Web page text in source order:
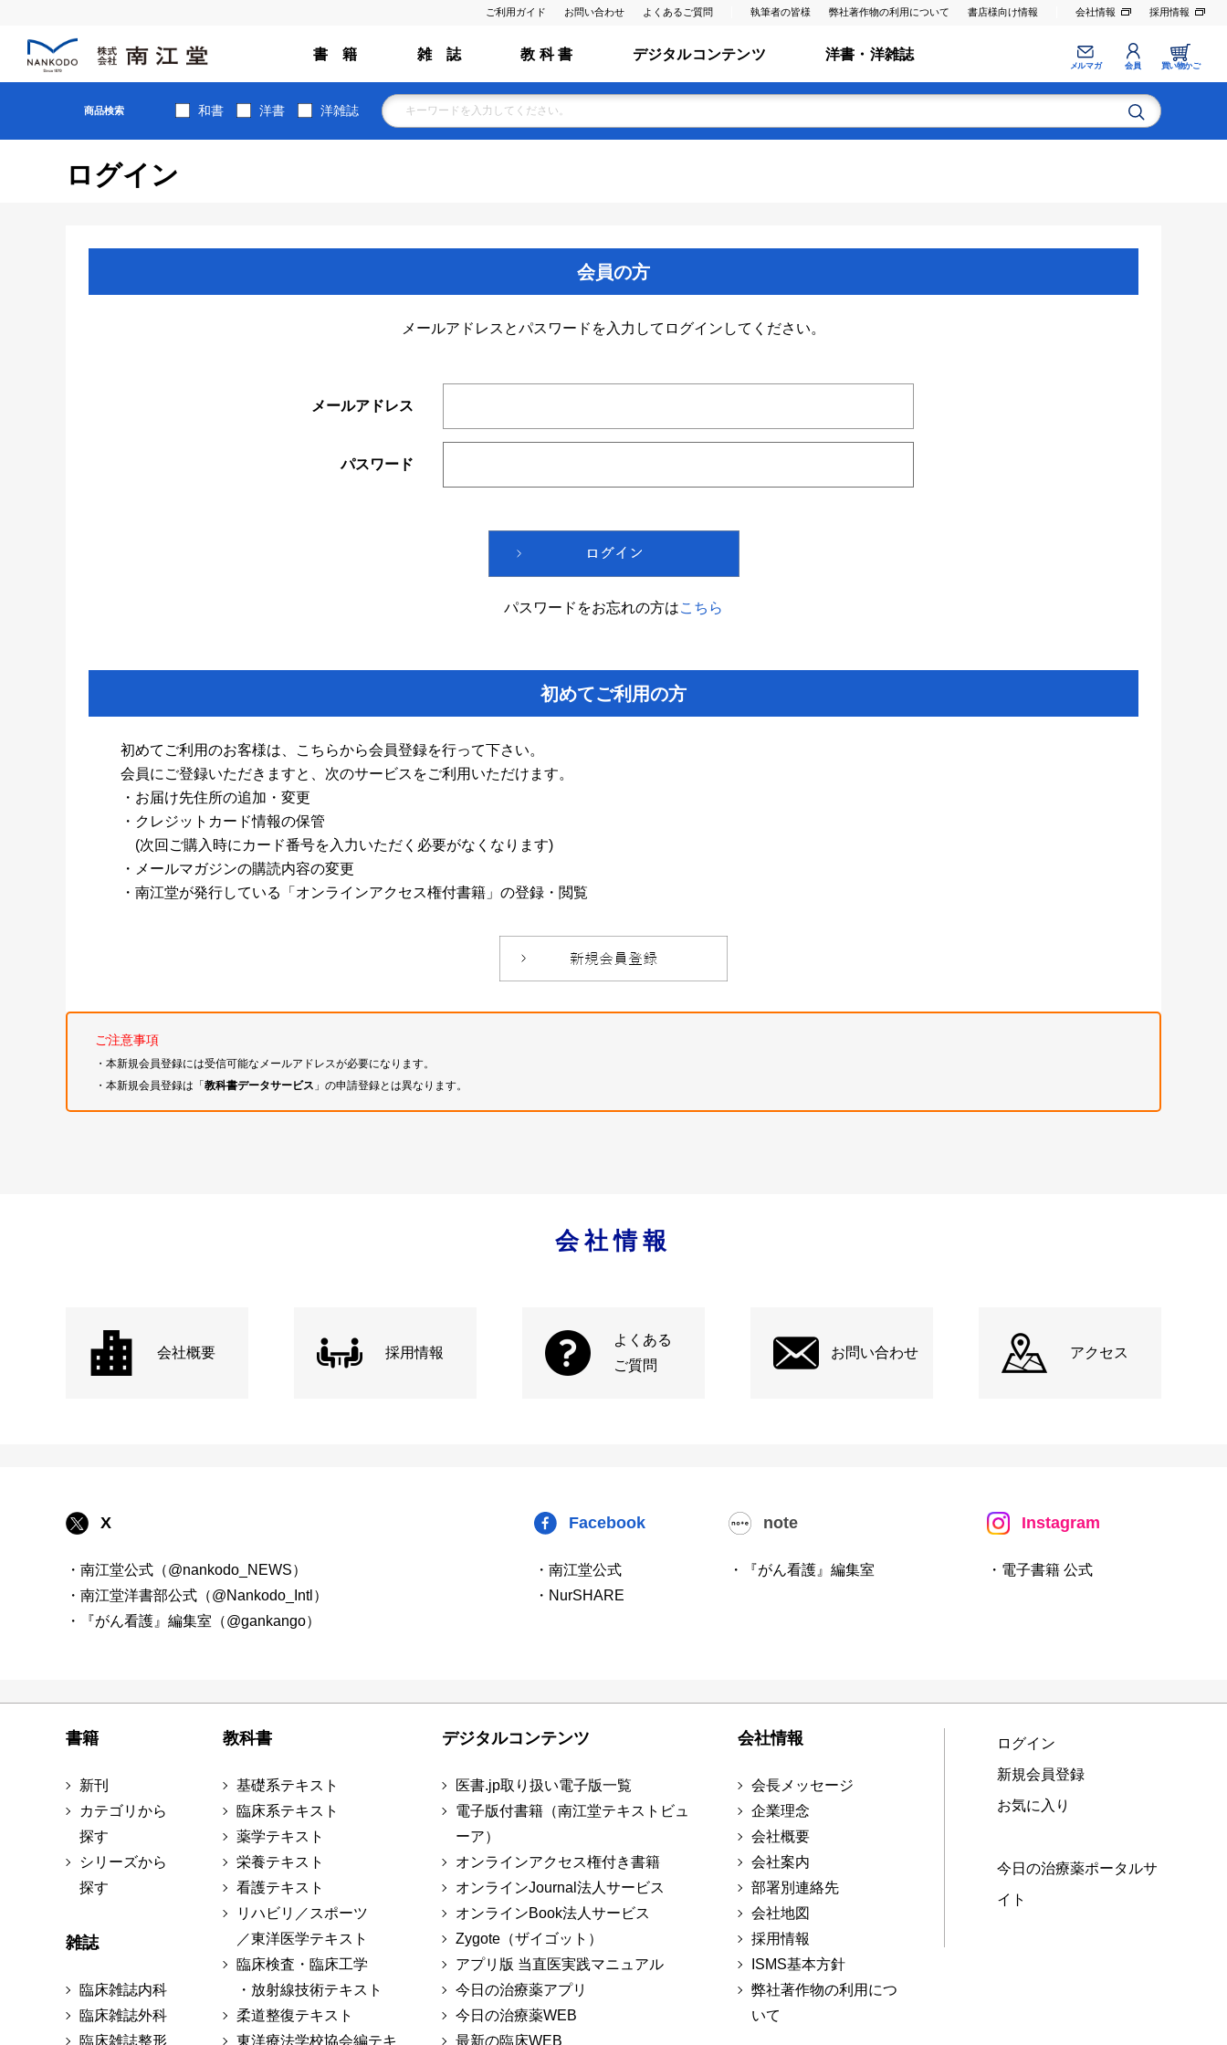
ご利用ガイド お問い合わせ よくあるご質問 執筆者の皆様 弊社著作物の利用について 書店様向け情報 会社情報 採用情報
書 籍 雑 誌 教 科 書 デジタルコンテンツ 洋書・洋雑誌
メルマガ 会員 買い物かご
商品検索 和書 洋書 洋雑誌
ログイン
会員の方
メールアドレスとパスワードを入力してログインしてください。
メールアドレス
パスワード
パスワードをお忘れの方はこちら
初めてご利用の方
初めてご利用のお客様は、こちらから会員登録を行って下さい。
会員にご登録いただきますと、次のサービスをご利用いただけます。
・お届け先住所の追加・変更
・クレジットカード情報の保管
(次回ご購入時にカード番号を入力いただく必要がなくなります)
・メールマガジンの購読内容の変更
・南江堂が発行している「オンラインアクセス権付書籍」の登録・閲覧
ご注意事項
・本新規会員登録には受信可能なメールアドレスが必要になります。
・本新規会員登録は「教科書データサービス 」の申請登録とは異なります。
会社情報
会社概要 採用情報
よくある
ご質問
お問い合わせ アクセス
X
・南江堂公式（@nankodo_NEWS）
・南江堂洋書部公式（@Nankodo_Intl）
・『がん看護』編集室（@gankango）
Facebook
・南江堂公式
・NurSHARE
note
・『がん看護』編集室
Instagram
・電子書籍 公式
書籍
新刊
カテゴリから
探す
シリーズから
探す
雑誌
臨床雑誌内科
臨床雑誌外科
臨床雑誌整形
教科書
基礎系テキスト
臨床系テキスト
薬学テキスト
栄養テキスト
看護テキスト
リハビリ／スポーツ
／東洋医学テキスト
臨床検査・臨床工学
・放射線技術テキスト
柔道整復テキスト
東洋療法学校協会編テキ
デジタルコンテンツ
医書.jp取り扱い電子版一覧
電子版付書籍（南江堂テキストビュ
ーア）
オンラインアクセス権付き書籍
オンラインJournal法人サービス
オンラインBook法人サービス
Zygote（ザイゴット）
アプリ版 当直医実践マニュアル
今日の治療薬アプリ
今日の治療薬WEB
最新の臨床WEB
会社情報
会長メッセージ
企業理念
会社概要
会社案内
部署別連絡先
会社地図
採用情報
ISMS基本方針
弊社著作物の利用につ
いて
ログイン
新規会員登録
お気に入り
今日の治療薬ポータルサ
イト